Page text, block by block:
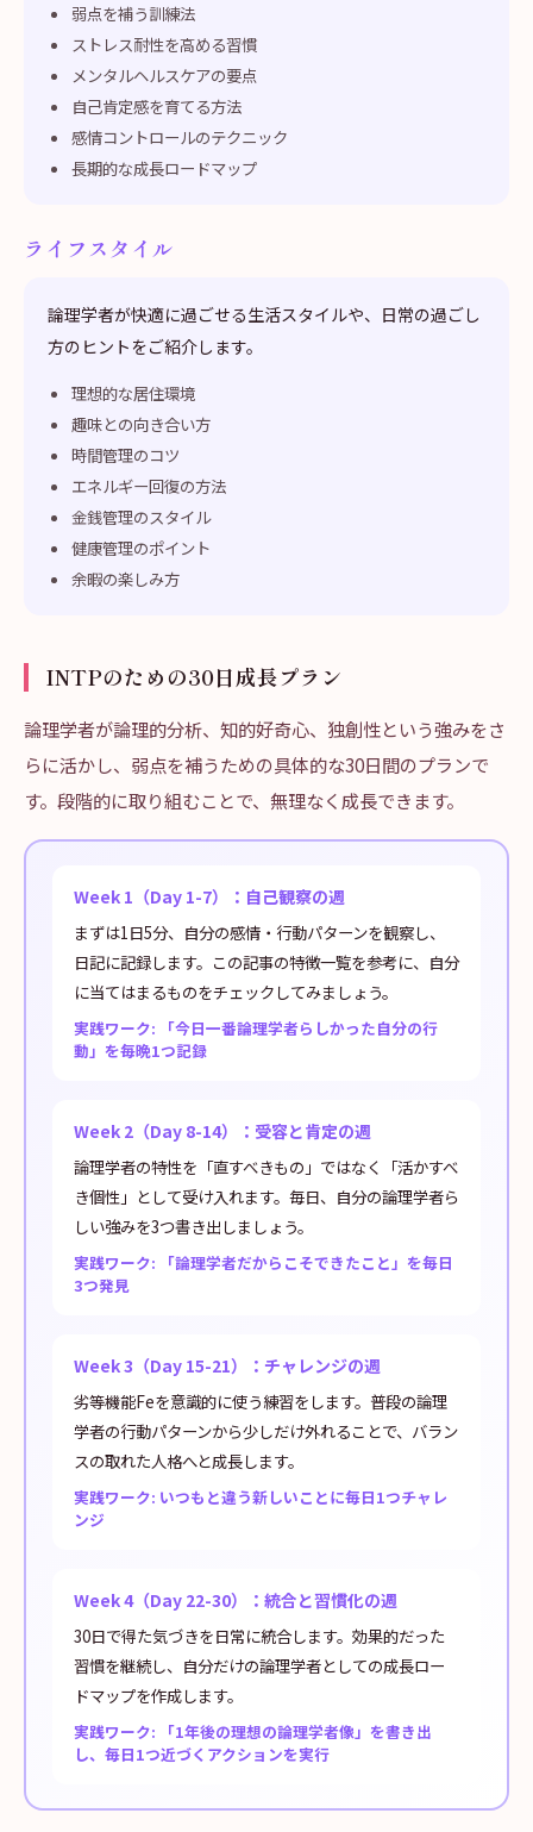
弱点を補う訓練法
ストレス耐性を高める習慣
メンタルヘルスケアの要点
自己肯定感を育てる方法
感情コントロールのテクニック
長期的な成長ロードマップ
ライフスタイル
論理学者が快適に過ごせる生活スタイルや、日常の過ごし
方のヒントをご紹介します。
理想的な居住環境
趣味との向き合い方
時間管理のコツ
エネルギー回復の方法
金銭管理のスタイル
健康管理のポイント
余暇の楽しみ方
INTPのための30日成長プラン
論理学者が論理的分析、知的好奇心、独創性という強みをさ
らに活かし、弱点を補うための具体的な30日間のプランで
す。段階的に取り組むことで、無理なく成長できます。
Week 1（Day 1-7）：自己観察の週
まずは1日5分、自分の感情・行動パターンを観察し、
日記に記録します。この記事の特徴一覧を参考に、自分
に当てはまるものをチェックしてみましょう。
実践ワーク: 「今日一番論理学者らしかった自分の行
動」を毎晩1つ記録
Week 2（Day 8-14）：受容と肯定の週
論理学者の特性を「直すべきもの」ではなく「活かすべ
き個性」として受け入れます。毎日、自分の論理学者ら
しい強みを3つ書き出しましょう。
実践ワーク: 「論理学者だからこそできたこと」を毎日
3つ発見
Week 3（Day 15-21）：チャレンジの週
劣等機能Feを意識的に使う練習をします。普段の論理
学者の行動パターンから少しだけ外れることで、バラン
スの取れた人格へと成長します。
実践ワーク: いつもと違う新しいことに毎日1つチャレ
ンジ
Week 4（Day 22-30）：統合と習慣化の週
30日で得た気づきを日常に統合します。効果的だった
習慣を継続し、自分だけの論理学者としての成長ロー
ドマップを作成します。
実践ワーク: 「1年後の理想の論理学者像」を書き出
し、毎日1つ近づくアクションを実行